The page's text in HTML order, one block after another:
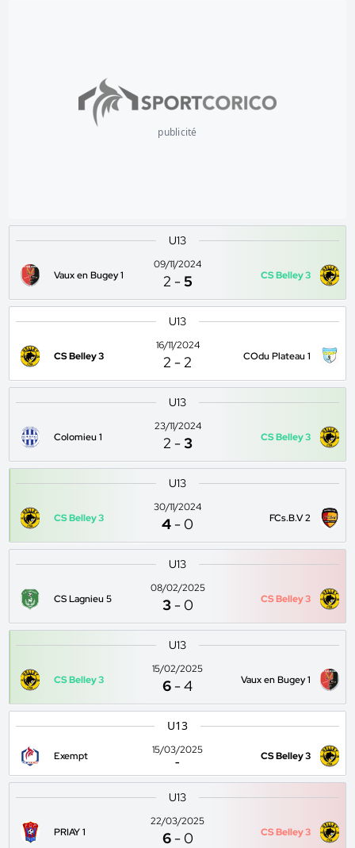
publicité
U13
Vaux en Bugey 1
09/11/2024
2 -5 CS Belley 3
U13
CS Belley 3
16/11/2024
2 -2 COdu Plateau 1
U13
Colomieu 1
23/11/2024
2 -3 CS Belley 3
U13
CS Belley 3
30/11/2024
4 -0 FCs.B.V 2
U13
CS Lagnieu 5
08/02/2025
3 -0 CS Belley 3
U13
CS Belley 3
15/02/2025
6 -4 Vaux en Bugey 1
U13
Exempt
15/03/2025
-
CS Belley 3
U13
PRIAY 1
22/03/2025
6 -0 CS Belley 3